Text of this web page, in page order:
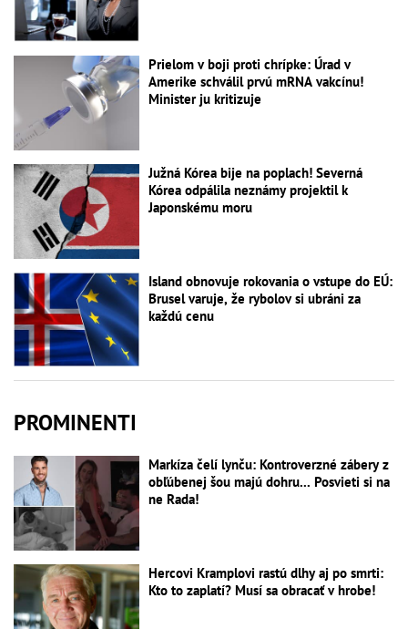
Prielom v boji proti chrípke: Úrad v
Amerike schválil prvú mRNA vakcínu!
Minister ju kritizuje
Južná Kórea bije na poplach! Severná
Kórea odpálila neznámy projektil k
Japonskému moru
Island obnovuje rokovania o vstupe do EÚ:
Brusel varuje, že rybolov si ubráni za
každú cenu
PROMINENTI
Markíza čelí lynču: Kontroverzné zábery z
obľúbenej šou majú dohru... Posvieti si na
ne Rada!
Hercovi Kramplovi rastú dlhy aj po smrti:
Kto to zaplatí? Musí sa obracať v hrobe!